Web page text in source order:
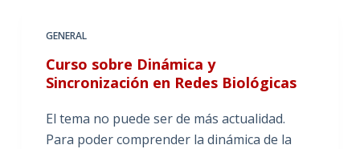
GENERAL
Curso sobre Dinámica y
Sincronización en Redes Biológicas
El tema no puede ser de más actualidad.
Para poder comprender la dinámica de la